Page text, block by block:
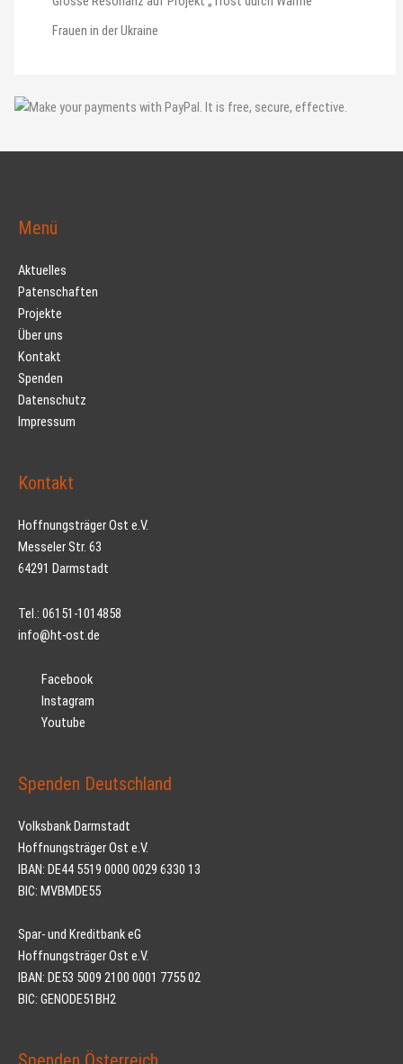
Frauen in der Ukraine
Menü
Aktuelles
Patenschaften
Projekte
Über uns
Kontakt
Spenden
Datenschutz
Impressum
Kontakt
Hoffnungsträger Ost e.V.
Messeler Str. 63
64291 Darmstadt
Tel.: 06151-1014858
info@ht-ost.de
Facebook
Instagram
Youtube
Spenden Deutschland
Volksbank Darmstadt
Hoffnungsträger Ost e.V.
IBAN: DE44 5519 0000 0029 6330 13
BIC: MVBMDE55
Spar- und Kreditbank eG
Hoffnungsträger Ost e.V.
IBAN: DE53 5009 2100 0001 7755 02
BIC: GENODE51BH2